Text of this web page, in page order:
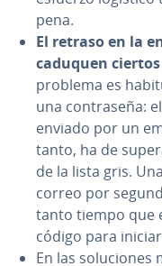
pena.
El retraso en la
caduquen
problema es
una co­n­tra­se­ña:
enviado por un
tanto, ha de
de la lista gris.
correo por
tanto tiempo que
código para
En las so­lu­cio­nes